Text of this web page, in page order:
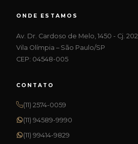
ONDE ESTAMOS
Av. Dr. Cardoso de Melo, 1450 - Cj. 202
Vila Olímpia – São Paulo/SP
CEP: 04548-005
CONTATO
(11) 2574-0059
(11) 94589-9990
(11) 99414-9829